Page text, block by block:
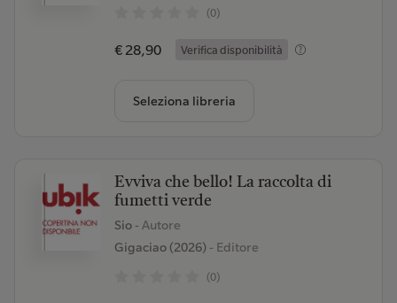
(0)
€ 28,90 Verifica disponibilità
Seleziona libreria
Evviva che bello! La raccolta di
fumetti verde
Sio - Autore
Gigaciao (2026)- Editore
(0)